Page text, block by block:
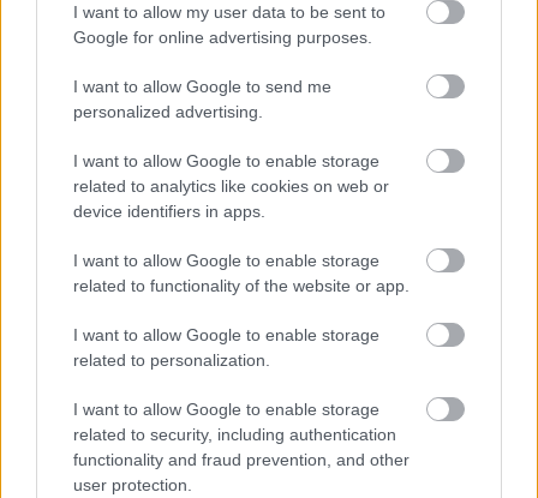
I want to allow my user data to be sent to
Google for online advertising purposes.
I want to allow Google to send me
personalized advertising.
I want to allow Google to enable storage
related to analytics like cookies on web or
device identifiers in apps.
I want to allow Google to enable storage
related to functionality of the website or app.
I want to allow Google to enable storage
related to personalization.
I want to allow Google to enable storage
related to security, including authentication
functionality and fraud prevention, and other
user protection.
“Viņš ir tik ļoti silts un mīļš
pret mani!” Kristīne
Opolais atklāj, kas viņu
saista ar 85 gadus veco
Plasido Domingo